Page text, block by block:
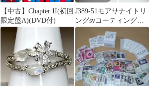
【中古】Chapter II(初回
限定盤A)(DVD付)
J389-51モアサナイトリ
ングsvコーティングフ
リーサイズ